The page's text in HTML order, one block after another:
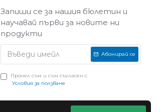
Запиши се за нашия бюлетин и
научавай първи за новите ни
продукти
Абонирай се
Прочел съм и съм съгласен с
Условия за ползване